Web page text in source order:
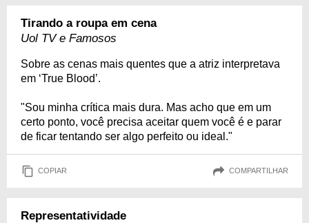
Tirando a roupa em cena
Uol TV e Famosos
Sobre as cenas mais quentes que a atriz interpretava
em ‘True Blood’.
"Sou minha crítica mais dura. Mas acho que em um
certo ponto, você precisa aceitar quem você é e parar
de ficar tentando ser algo perfeito ou ideal."
COPIAR COMPARTILHAR
Representatividade